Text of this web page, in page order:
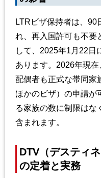
LTRビザ保持者は、90
れ、再入国許可も不要
して、2025年1月22日
あります。2026年現
配偶者も正式な帯同家
ほかのビザ）の申請が
る家族の数に制限はな
含まれます。
DTV（デスティ
の定着と実務